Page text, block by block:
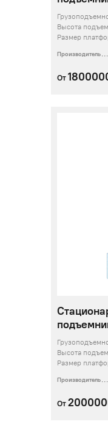
Высота
Размер
Производитель
От
Высота
Размер
Производитель
От